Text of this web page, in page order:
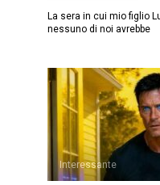
La sera in cui mio figlio
nessuno di noi avrebbe
Interessante